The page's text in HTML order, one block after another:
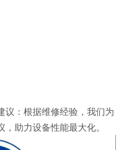
议：根据维修经验，我们为
助力设备性能最大化。